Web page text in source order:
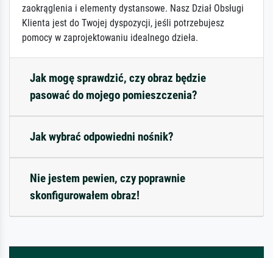
zaokrąglenia i elementy dystansowe. Nasz Dział Obsługi
Klienta jest do Twojej dyspozycji, jeśli potrzebujesz
pomocy w zaprojektowaniu idealnego dzieła.
Jak mogę sprawdzić, czy obraz będzie
pasować do mojego pomieszczenia?
Jak wybrać odpowiedni nośnik?
Nie jestem pewien, czy poprawnie
skonfigurowałem obraz!